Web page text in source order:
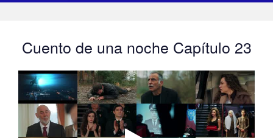
Cuento de una noche Capítulo 23